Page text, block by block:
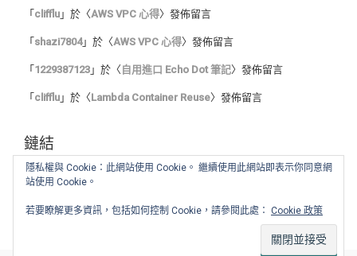
「 clifflu 」於〈AWS VPC 心得〉發佈留言
「 shazi7804」於〈AWS VPC 心得〉發佈留言
「 1229387123 」於〈 自用進口 Echo Dot 筆記〉發佈留言
「 clifflu 」於〈Lambda Container Reuse〉發佈留言
鏈結
我的程式筆記
舊 blog :: Blogger
隱私權與 Cookie：此網站使用 Cookie。 繼續使用此網站即表示你同意網
站使用 Cookie。
若要瞭解更多資訊，包括如何控制 Cookie，請參閱此處： Cookie 政策